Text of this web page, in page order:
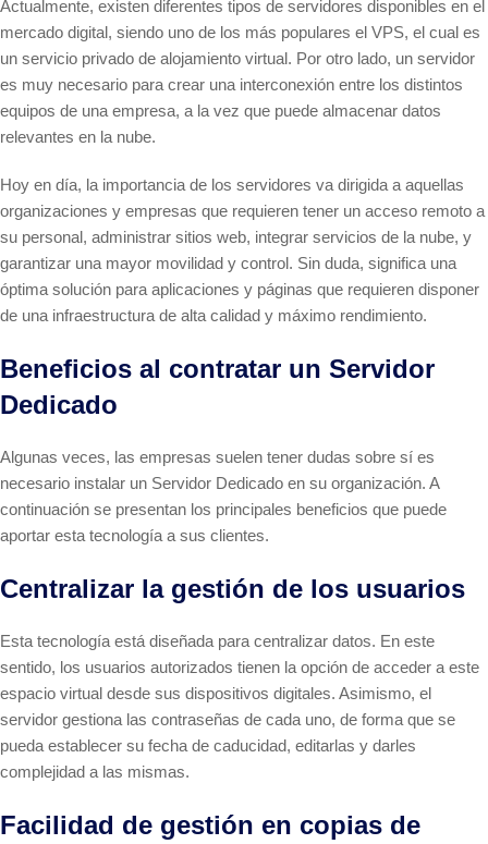
Actualmente, existen diferentes tipos de servidores disponibles en el
mercado digital, siendo uno de los más populares el VPS, el cual es
un servicio privado de alojamiento virtual. Por otro lado, un servidor
es muy necesario para crear una interconexión entre los distintos
equipos de una empresa, a la vez que puede almacenar datos
relevantes en la nube.
Hoy en día, la importancia de los servidores va dirigida a aquellas
organizaciones y empresas que requieren tener un acceso remoto a
su personal, administrar sitios web, integrar servicios de la nube, y
garantizar una mayor movilidad y control. Sin duda, significa una
óptima solución para aplicaciones y páginas que requieren disponer
de una infraestructura de alta calidad y máximo rendimiento.
Beneficios al contratar un Servidor
Dedicado
Algunas veces, las empresas suelen tener dudas sobre sí es
necesario instalar un Servidor Dedicado en su organización. A
continuación se presentan los principales beneficios que puede
aportar esta tecnología a sus clientes.
Centralizar la gestión de los usuarios
Esta tecnología está diseñada para centralizar datos. En este
sentido, los usuarios autorizados tienen la opción de acceder a este
espacio virtual desde sus dispositivos digitales. Asimismo, el
servidor gestiona las contraseñas de cada uno, de forma que se
pueda establecer su fecha de caducidad, editarlas y darles
complejidad a las mismas.
Facilidad de gestión en copias de